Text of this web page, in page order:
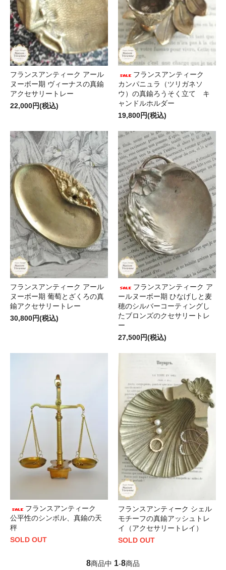
フランスアンティーク アール
ヌーボー期 ヴィーナスの真鍮
アクセサリートレー
22,000円(税込)
フランスアンティーク
カンパニュラ（ツリガネソ
ウ）の真鍮ろうそく立て キ
ャンドルホルダー
19,800円(税込)
フランスアンティーク アール
ヌーボー期 葡萄とざくろの真
鍮アクセサリートレー
30,800円(税込)
フランスアンティーク ア
ールヌーボー期 ひなげしと麦
穂のシルバーコーティングし
たブロンズのクセサリートレ
ー
27,500円(税込)
フランスアンティーク
公平性のシンボル、真鍮の天
秤
SOLD OUT
フランスアンティーク シェル
モチーフの真鍮アッシュトレ
イ（アクセサリートレイ）
SOLD OUT
8商品中 1-8商品